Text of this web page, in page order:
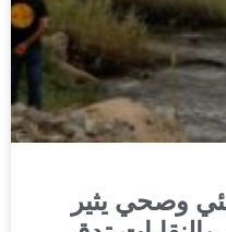
وصحي يثير